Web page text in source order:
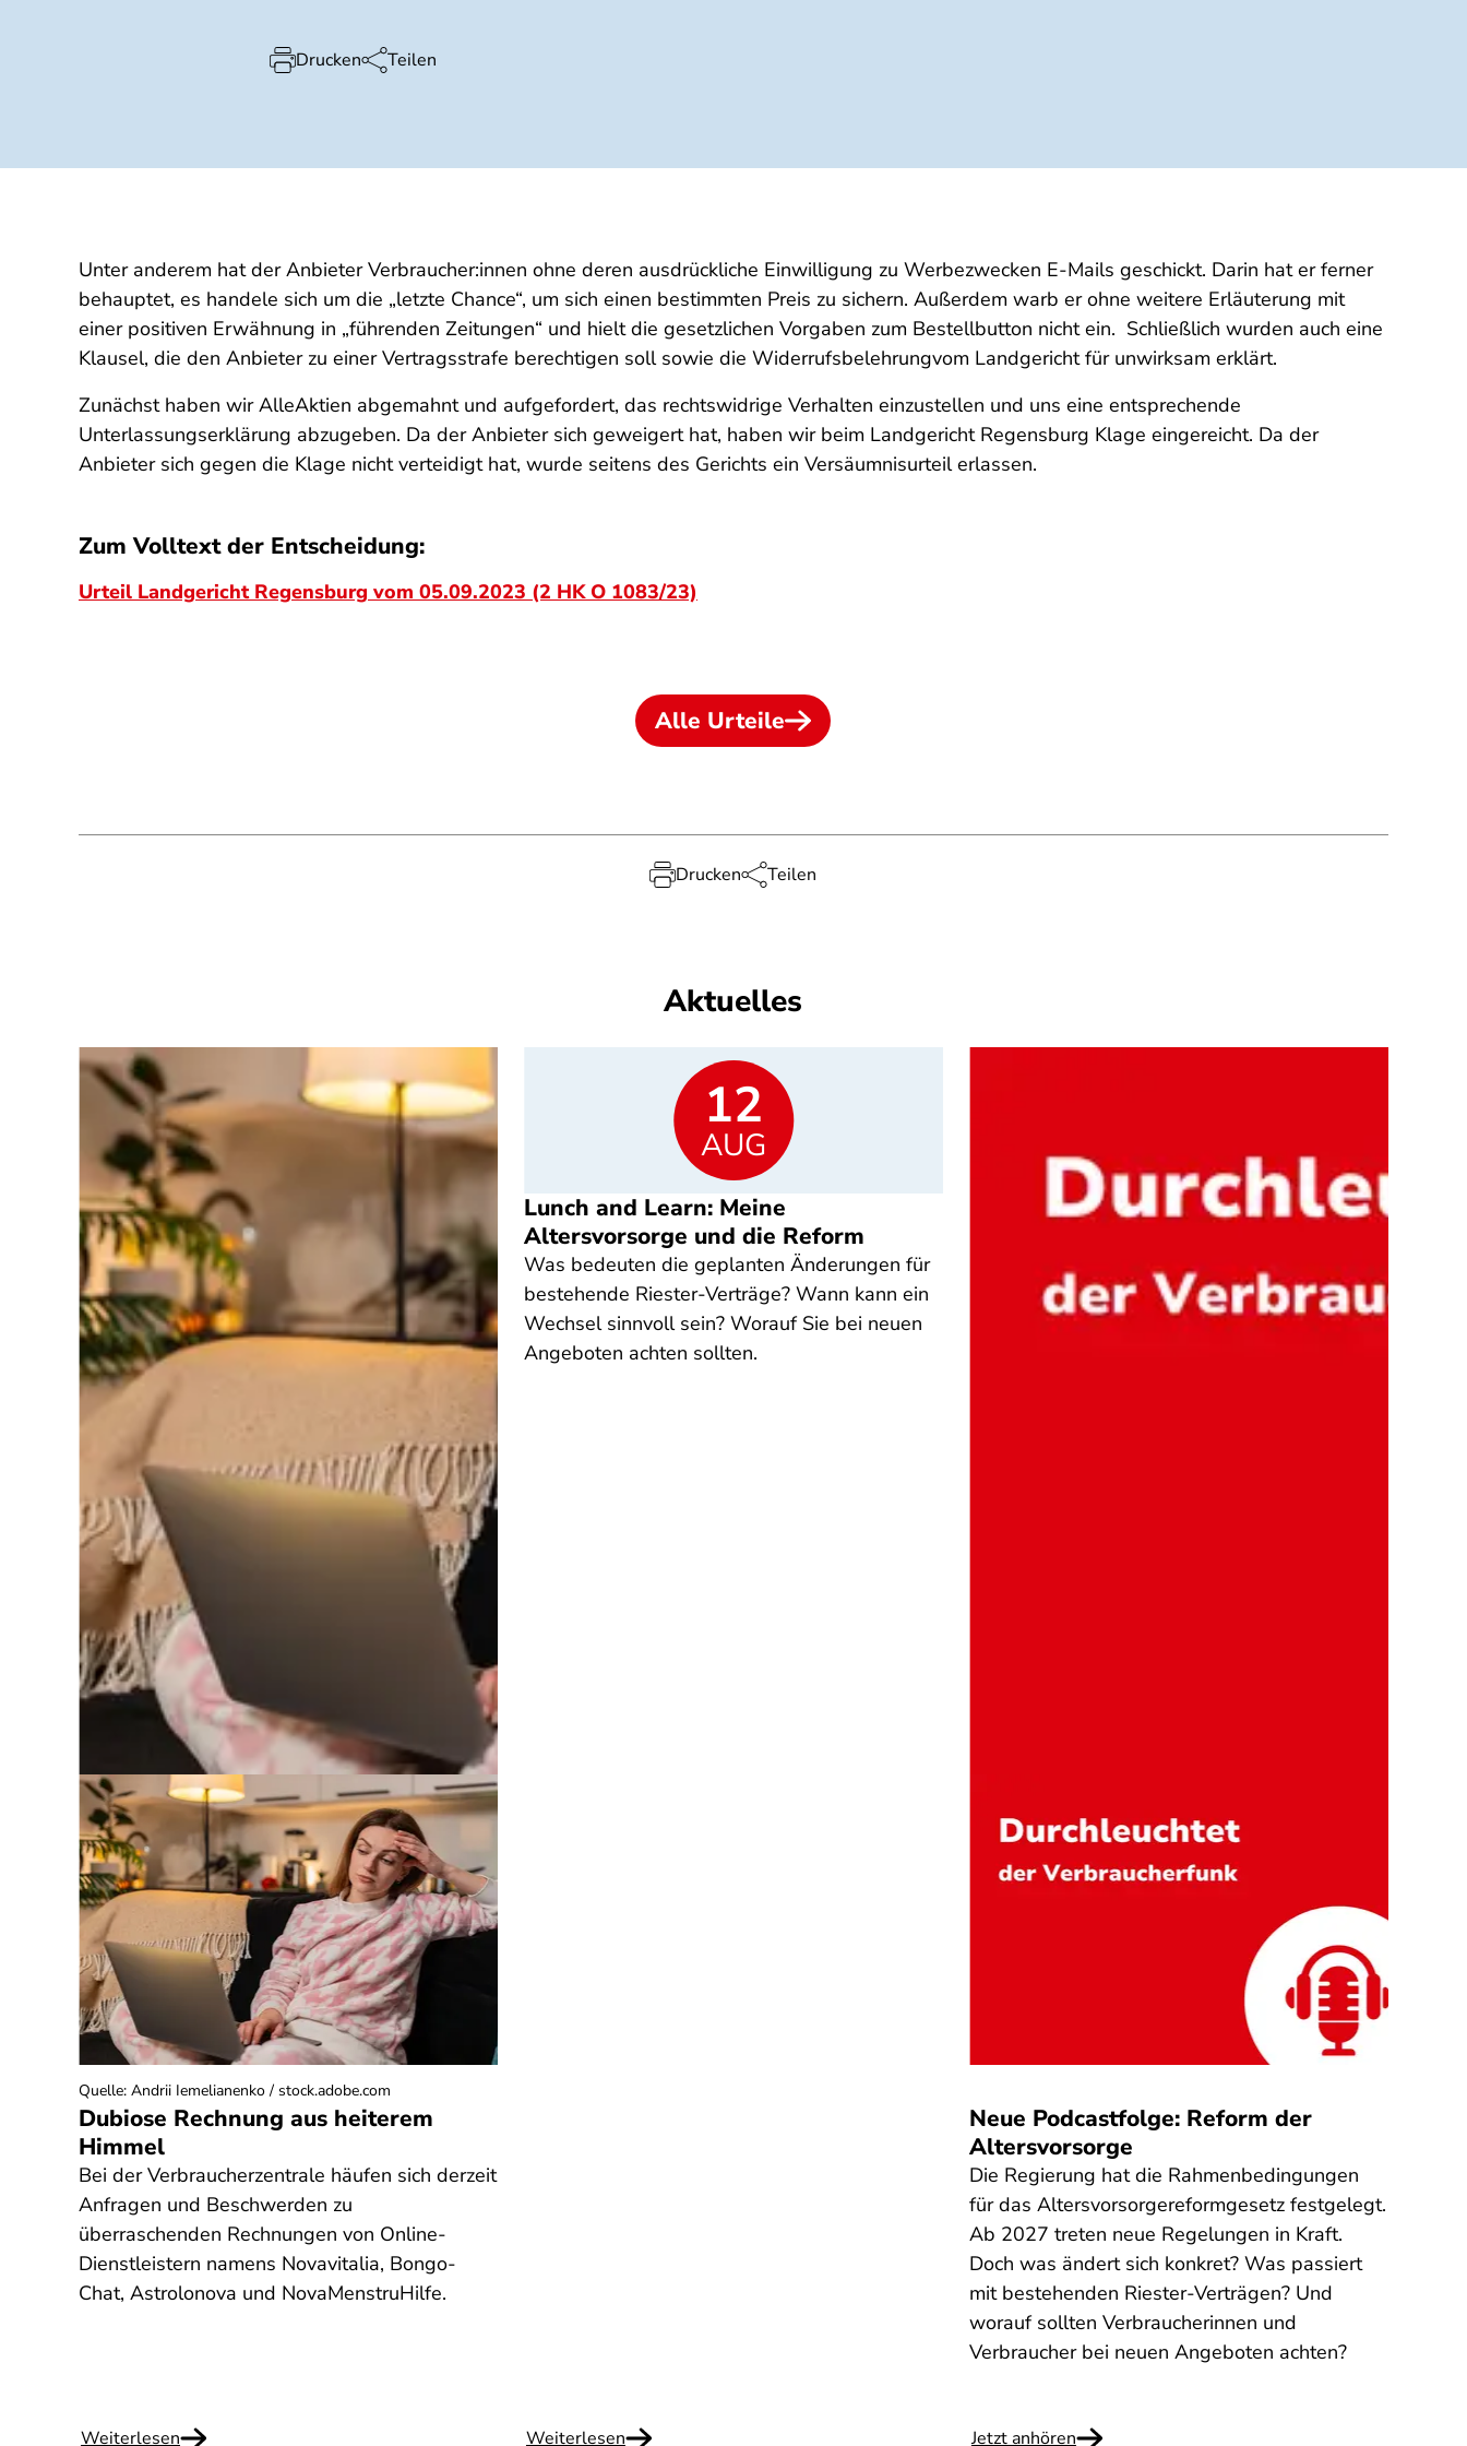
Drucken Teilen
Unter anderem hat der Anbieter Verbraucher:innen ohne deren ausdrückliche Einwilligung zu Werbezwecken E-Mails geschickt. Darin hat er ferner
behauptet, es handele sich um die „letzte Chance“, um sich einen bestimmten Preis zu sichern. Außerdem warb er ohne weitere Erläuterung mit
einer positiven Erwähnung in „führenden Zeitungen“ und hielt die gesetzlichen Vorgaben zum Bestellbutton nicht ein. Schließlich wurden auch eine
Klausel, die den Anbieter zu einer Vertragsstrafe berechtigen soll sowie die Widerrufsbelehrungvom Landgericht für unwirksam erklärt.
Zunächst haben wir AlleAktien abgemahnt und aufgefordert, das rechtswidrige Verhalten einzustellen und uns eine entsprechende
Unterlassungserklärung abzugeben. Da der Anbieter sich geweigert hat, haben wir beim Landgericht Regensburg Klage eingereicht. Da der
Anbieter sich gegen die Klage nicht verteidigt hat, wurde seitens des Gerichts ein Versäumnisurteil erlassen.
Zum Volltext der Entscheidung:
Urteil Landgericht Regensburg vom 05.09.2023 (2 HK O 1083/23)
Alle Urteile
Drucken Teilen
Aktuelles
Dubiose Rechnung aus heiterem
Himmel
Bei der Verbraucherzentrale häufen sich derzeit
Anfragen und Beschwerden zu
überraschenden Rechnungen von Online-
Dienstleistern namens Novavitalia, Bongo-
Chat, Astrolonova und NovaMenstruHilfe.
Weiterlesen
Quelle: Andrii Iemelianenko / stock.adobe.com
Lunch and Learn: Meine
Altersvorsorge und die Reform
Was bedeuten die geplanten Änderungen für
bestehende Riester-Verträge? Wann kann ein
Wechsel sinnvoll sein? Worauf Sie bei neuen
Angeboten achten sollten.
Weiterlesen
12
AUG
Neue Podcastfolge: Reform der
Altersvorsorge
Die Regierung hat die Rahmenbedingungen
für das Altersvorsorgereformgesetz festgelegt.
Ab 2027 treten neue Regelungen in Kraft.
Doch was ändert sich konkret? Was passiert
mit bestehenden Riester-Verträgen? Und
worauf sollten Verbraucherinnen und
Verbraucher bei neuen Angeboten achten?
Jetzt anhören